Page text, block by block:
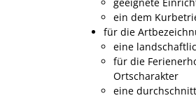
ein dem
für die
eine
für die
Ortscharakter
eine